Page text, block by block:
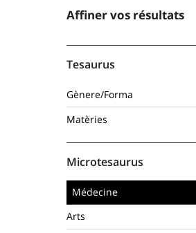
Affiner vos résultats
Tesaurus
Gènere/Forma
Matèries
Microtesaurus
Médecine
Arts